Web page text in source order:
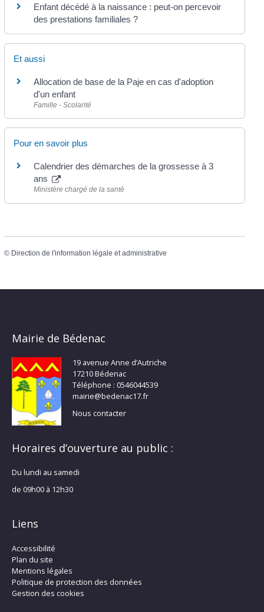
Enfant décédé à la naissance : peut-on percevoir
des prestations familiales ?
Et aussi
Allocation de base de la Paje en cas d'adoption
d'un enfant
Famille - Scolarité
Pour en savoir plus
Calendrier des démarches de la grossesse à 3
ans
Ministère chargé de la santé
© Direction de l'information légale et administrative
Mairie de Bédenac
19 avenue Anne d’Autriche
17210 Bédenac
Téléphone : 0546044539
mairie@bedenac17.fr
Nous contacter
Horaires d’ouverture au public :
Du lundi au samedi
de 09h00 à 12h30
Liens
Accessibilité
Plan du site
Mentions légales
Politique de protection des données
Gestion des cookies